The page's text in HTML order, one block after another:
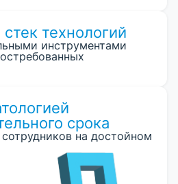
технологий
инструментами
срока
на достойном